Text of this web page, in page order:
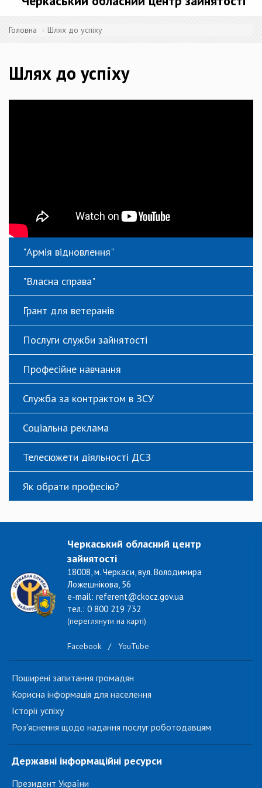
Головна Шлях до успіху
Шлях до успіху
"Армія відновлення"
"Власна справа"
Грант для ветеранів
Послуги служби зайнятості
Професійне навчання
Служба за контрактом в ЗСУ
Соціальна реклама
Телесюжети діяльності ДСЗ
Як обрати професію?
Черкаський обласний центр
зайнятості
18008, м. Черкаси, вул. Володимира
Ложешнікова, 56
e-mail: referent@ckocz.gov.ua
тел.: 0 800 219 732
(переглянути на карті)
Facebook / YouTube
Поширені запитання громадян
Корисна інформація для населення
Історії успіху
Роз'яснення щодо надання послуг роботодавцям
Державні інформаційні ресурси
Президент України